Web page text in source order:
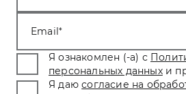
Email
Я ознакомлен (-а) с
персональных данных и
Я даю согласие на